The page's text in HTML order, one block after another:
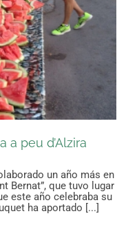
a peu d’Alzira
un año más en
Bernat”, que tuvo lugar
este año celebraba su
ha aportado [...]